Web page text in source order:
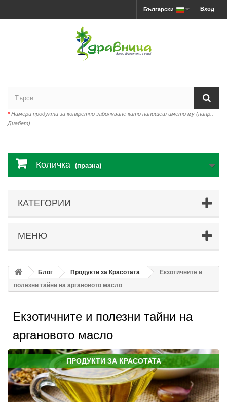
Вход
Български
*Намери продукти за конкретно заболяване като напишеш името му (напр.:
Диабет)
Количка (празна)
КАТЕГОРИИ
МЕНЮ
Блог Продукти за Красотата
Екзотичните и
полезни тайни на аргановото масло
Екзотичните и полезни тайни на
аргановото масло
ПРОДУКТИ ЗА КРАСОТАТА